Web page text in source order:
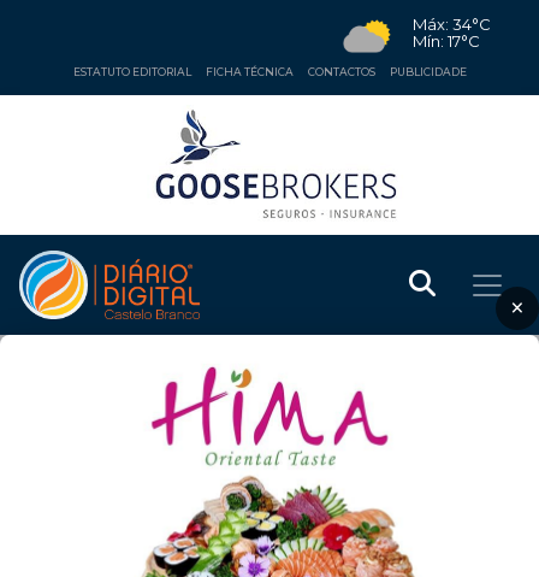
Máx: 34°C
Mín: 17°C
ESTATUTO EDITORIAL FICHA TÉCNICA CONTACTOS PUBLICIDADE
×